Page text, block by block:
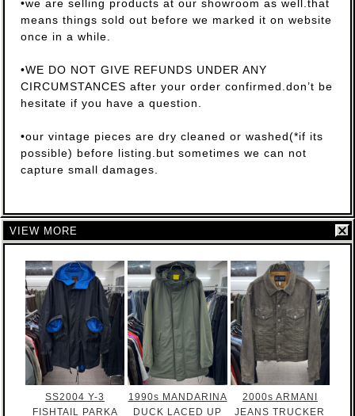
•we are selling products at our showroom as well.that
means things sold out before we marked it on website
once in a while.
•WE DO NOT GIVE REFUNDS UNDER ANY
CIRCUMSTANCES after your order confirmed.don’t be
hesitate if you have a question.
•our vintage pieces are dry cleaned or washed(*if its
possible) before listing.but sometimes we can not
capture small damages.
VIEW MORE
SS2004 Y-3
FISHTAIL PARKA
1990s MANDARINA
DUCK LACED UP
2000s ARMANI
JEANS TRUCKER